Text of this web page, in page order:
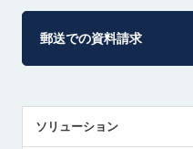
郵送での資料請求
ソリューション